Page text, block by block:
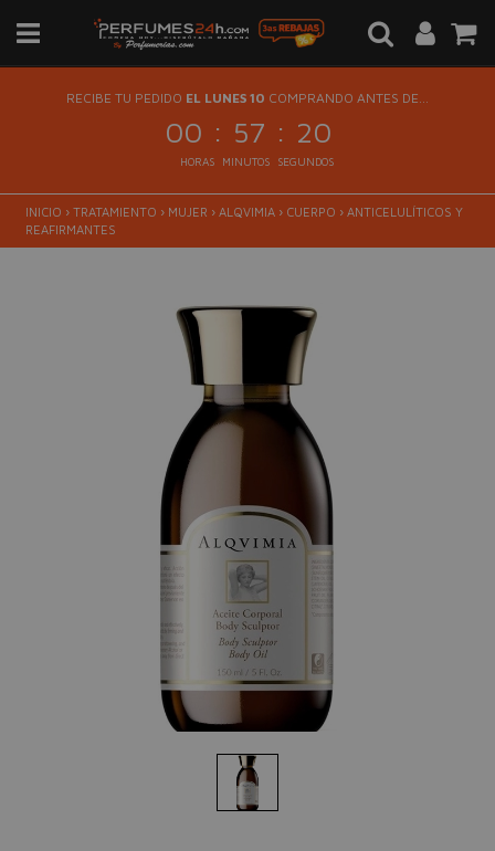
RECIBE TU PEDIDO EL LUNES 10 COMPRANDO ANTES DE...
00 : 57 : 20
HORAS MINUTOS SEGUNDOS
INICIO › TRATAMIENTO › MUJER › ALQVIMIA › CUERPO › ANTICELULÍTICOS Y
REAFIRMANTES